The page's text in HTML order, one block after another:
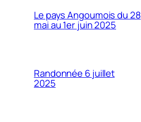
Le pays Angoumois du 28
mai au 1er juin 2025
Randonnée 6 juillet
2025